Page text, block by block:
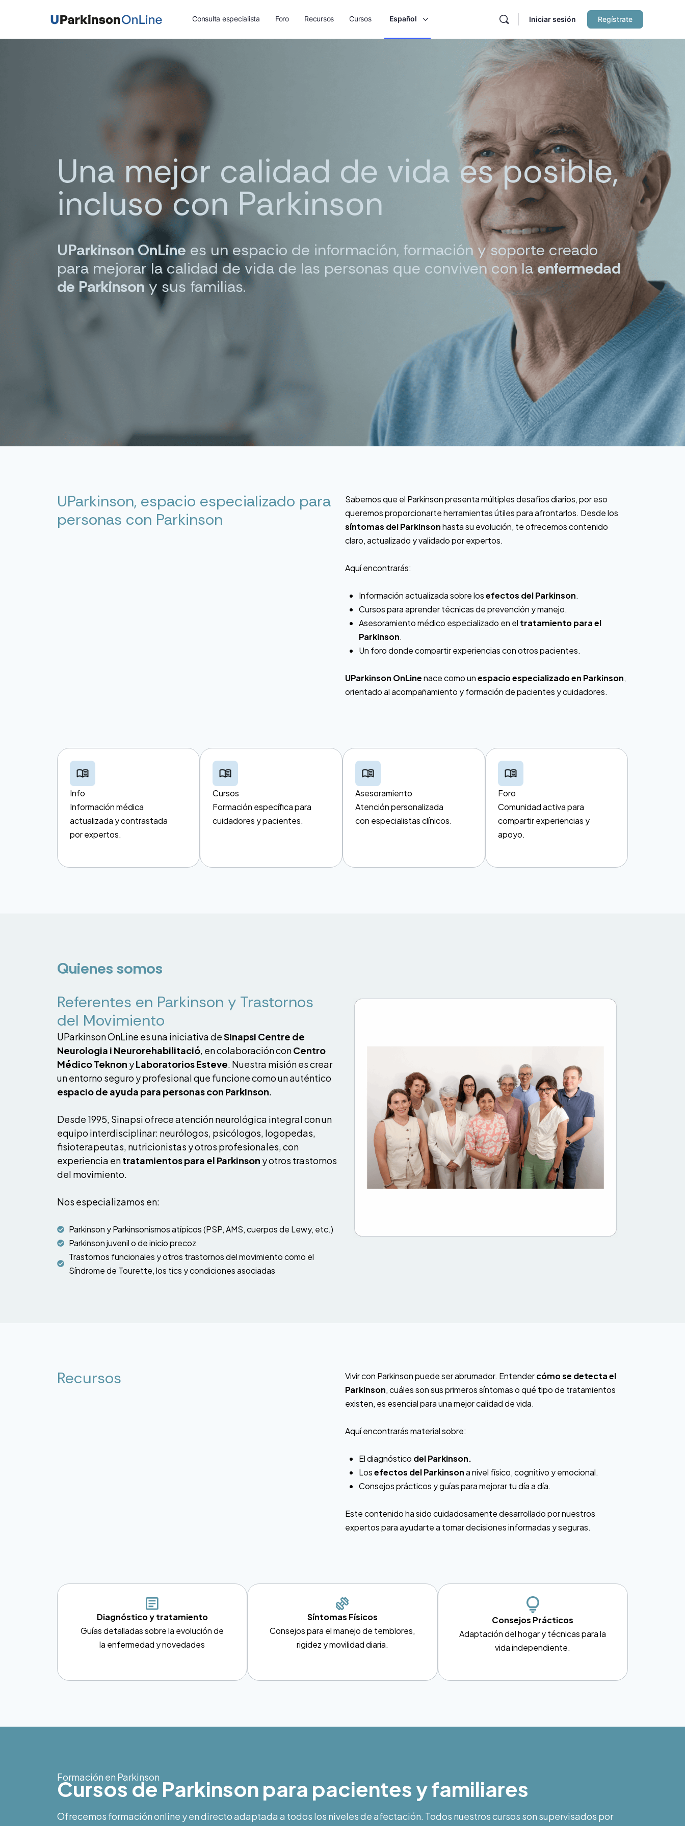
Consulta especialista Foro Recursos Cursos Español Iniciar sesión Regístrate
Una mejor calidad de vida es posible,
incluso con Parkinson
UParkinson OnLinees un espacio de información, formación y soporte creado
para mejorar la calidad de vida de las personas que conviven con laenfermedad
de Parkinsony sus familias.
UParkinson, espacio especializado para
personas con Parkinson
Sabemos que el Parkinson presenta múltiples desafíos diarios, por eso
queremos proporcionarte herramientas útiles para afrontarlos. Desde los
síntomas del Parkinsonhasta su evolución, te ofrecemos contenido
claro, actualizado y validado por expertos.
Aquí encontrarás:
Información actualizada sobre losefectos del Parkinson.
Cursos para aprender técnicas de prevención y manejo.
Asesoramiento médico especializado en el tratamiento para el
Parkinson.
Un foro donde compartir experiencias con otros pacientes.
UParkinson OnLinenace como unespacio especializado en Parkinson,
orientado al acompañamiento y formación de pacientes y cuidadores.
Info
Información médica
actualizada y contrastada
por expertos.
Cursos
Formación específica para
cuidadores y pacientes.
Asesoramiento
Atención personalizada
con especialistas clínicos.
Foro
Comunidad activa para
compartir experiencias y
apoyo.
Quienes somos
Referentes en Parkinson y Trastornos
del Movimiento
UParkinson OnLine es una iniciativa deSinapsi Centre de
Neurologia i Neurorehabilitació, en colaboración conCentro
Médico Teknon yLaboratorios Esteve. Nuestra misión es crear
un entorno seguro y profesional que funcione como un auténtico
espacio de ayuda para personas con Parkinson.
Desde 1995, Sinapsi ofrece atención neurológica integral con un
equipo interdisciplinar: neurólogos, psicólogos, logopedas,
fisioterapeutas, nutricionistas y otros profesionales, con
experiencia entratamientos para el Parkinson y otros trastornos
del movimiento.
Nos especializamos en:
Parkinson y Parkinsonismos atípicos (PSP, AMS, cuerpos de Lewy, etc.)
Parkinson juvenil o de inicio precoz
Trastornos funcionales y otros trastornos del movimiento como el
Síndrome de Tourette, los tics y condiciones asociadas
Recursos Vivir con Parkinson puede ser abrumador. Entendercómo se detecta el
Parkinson, cuáles son sus primeros síntomas o qué tipo de tratamientos
existen, es esencial para una mejor calidad de vida.
Aquí encontrarás material sobre:
El diagnóstico del Parkinson.
Losefectos del Parkinsona nivel físico, cognitivo y emocional.
Consejos prácticos y guías para mejorar tu día a día.
Este contenido ha sido cuidadosamente desarrollado por nuestros
expertos para ayudarte a tomar decisiones informadas y seguras.
Diagnóstico y tratamiento
Guías detalladas sobre la evolución de
la enfermedad y novedades
Síntomas Físicos
Consejos para el manejo de temblores,
rigidez y movilidad diaria.
Consejos Prácticos
Adaptación del hogar y técnicas para la
vida independiente.
Formación en Parkinson
Cursos de Parkinson para pacientes y familiares
Ofrecemos formación online y en directo adaptada a todos los niveles de afectación. Todos nuestros cursos son supervisados por